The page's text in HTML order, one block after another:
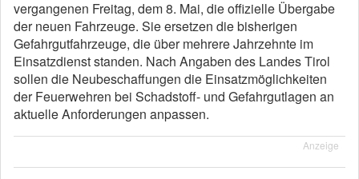
vergangenen Freitag, dem 8. Mai, die offizielle Übergabe
der neuen Fahrzeuge. Sie ersetzen die bisherigen
Gefahrgutfahrzeuge, die über mehrere Jahrzehnte im
Einsatzdienst standen. Nach Angaben des Landes Tirol
sollen die Neubeschaffungen die Einsatzmöglichkeiten
der Feuerwehren bei Schadstoff- und Gefahrgutlagen an
aktuelle Anforderungen anpassen.
Anzeige